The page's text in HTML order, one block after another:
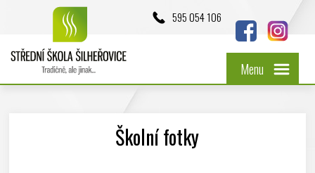
595 054 106
Menu
Školní fotky